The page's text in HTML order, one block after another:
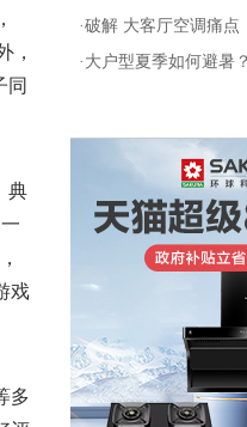
，
同
典
戏
多
·破解 大客厅空调痛点
·大户型夏季如何避暑